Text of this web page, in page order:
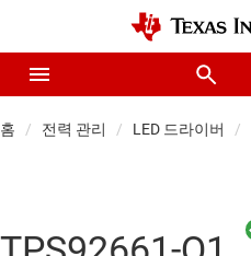
홈 전력 관리 LED 드라이버